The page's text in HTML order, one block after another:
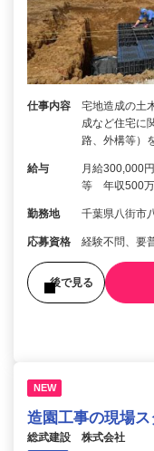
仕事内容
宅地造成の土
成など住宅に
路、外構等）
給与
月給300,000
等 年収500
勤務地 千葉県八街市
応募資格 経験不問、要
後で見る
NEW
造園工事の現場ス
総武建設 株式会社